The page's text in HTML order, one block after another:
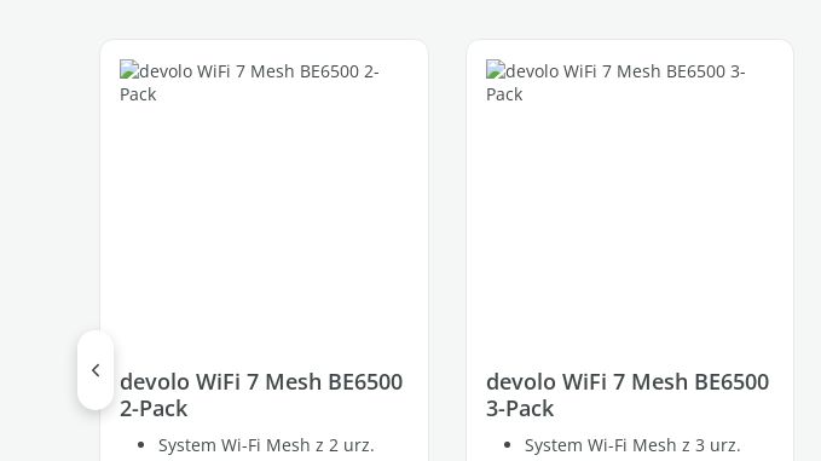
Pomiń galerię produktów
devolo WiFi 7 Mesh BE6500
2-Pack
System Wi-Fi Mesh z 2 urz.
devolo WiFi 7 Mesh BE6500
3-Pack
System Wi-Fi Mesh z 3 urz.